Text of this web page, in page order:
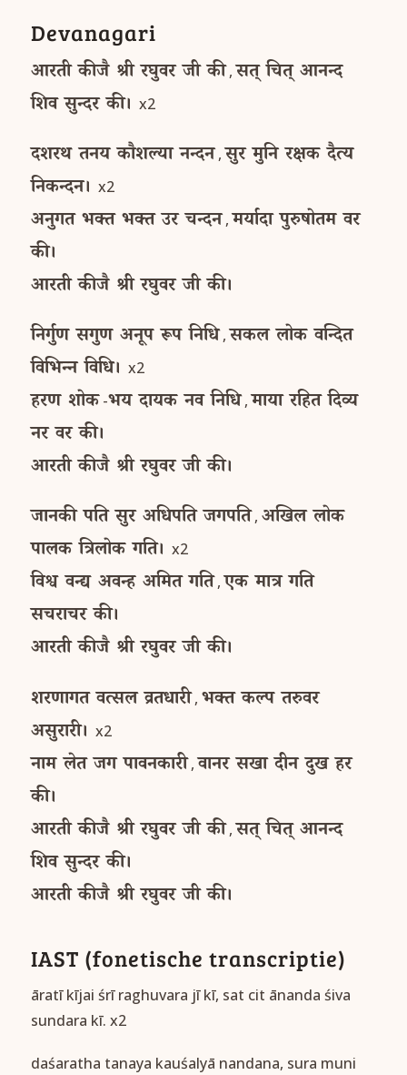
Devanagari
आरती कीजै श्री रघुवर जी की ,सत् चित् आनन्द
शिव सुन्दर की। x2
दशरथ तनय कौशल्या नन्दन ,सुर मुनि रक्षक दैत्य
निकन्दन। x2
अनुगत भक्त भक्त उर चन्दन ,मर्यादा पुरुषोतम वर
की।
आरती कीजै श्री रघुवर जी की।
निर्गुण सगुण अनूप रूप निधि ,सकल लोक वन्दित
विभिन्न विधि। x2
हरण शोक -भय दायक नव निधि ,माया रहित दिव्य
नर वर की।
आरती कीजै श्री रघुवर जी की।
जानकी पति सुर अधिपति जगपति , अखिल लोक
पालक त्रिलोक गति। x2
विश्व वन्द्य अवन्ह अमित गति ,एक मात्र गति
सचराचर की।
आरती कीजै श्री रघुवर जी की।
शरणागत वत्सल व्रतधारी , भक्त कल्प तरुवर
असुरारी। x2
नाम लेत जग पावनकारी ,वानर सखा दीन दुख हर
की।
आरती कीजै श्री रघुवर जी की ,सत् चित् आनन्द
शिव सुन्दर की।
आरती कीजै श्री रघुवर जी की।
IAST (fonetische transcriptie)
āratī kījai śrī raghuvara jī kī, sat cit ānanda śiva
sundara kī. x2
daśaratha tanaya kauśalyā nandana, sura muni